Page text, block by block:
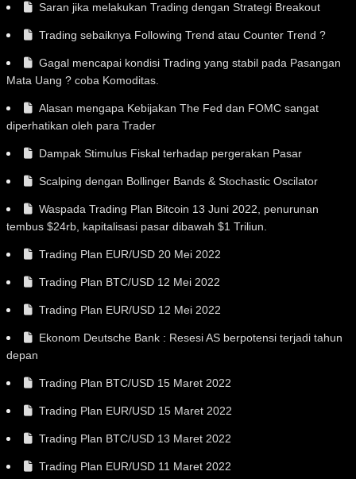
Saran jika melakukan Trading dengan Strategi Breakout
Trading sebaiknya Following Trend atau Counter Trend ?
Gagal mencapai kondisi Trading yang stabil pada Pasangan
Mata Uang ? coba Komoditas.
Alasan mengapa Kebijakan The Fed dan FOMC sangat
diperhatikan oleh para Trader
Dampak Stimulus Fiskal terhadap pergerakan Pasar
Scalping dengan Bollinger Bands & Stochastic Oscilator
Waspada Trading Plan Bitcoin 13 Juni 2022, penurunan
tembus $24rb, kapitalisasi pasar dibawah $1 Triliun.
Trading Plan EUR/USD 20 Mei 2022
Trading Plan BTC/USD 12 Mei 2022
Trading Plan EUR/USD 12 Mei 2022
Ekonom Deutsche Bank : Resesi AS berpotensi terjadi tahun
depan
Trading Plan BTC/USD 15 Maret 2022
Trading Plan EUR/USD 15 Maret 2022
Trading Plan BTC/USD 13 Maret 2022
Trading Plan EUR/USD 11 Maret 2022